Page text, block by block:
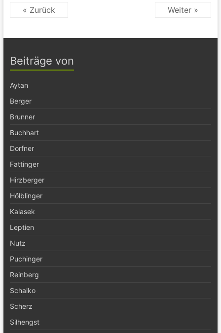
« Zurück Weiter »
Beiträge von
Aytan
Berger
Brunner
Buchhart
Dorfner
Fattinger
Hirzberger
Hölblinger
Kalasek
Leptien
Nutz
Puchinger
Reinberg
Schalko
Scherz
Silhengst